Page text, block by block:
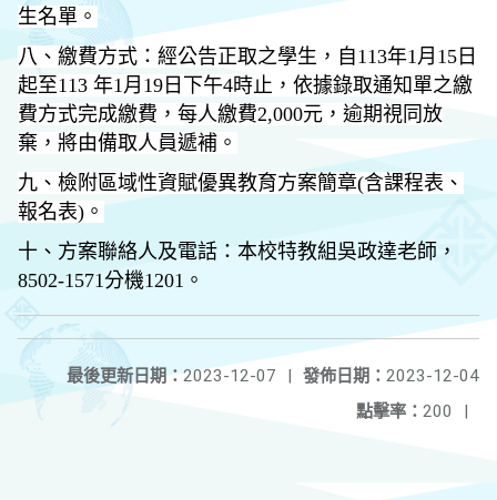
生名單。
八、繳費方式：經公告正取之學生，自113年1月15日
起至113 年1月19日下午4時止，依據錄取通知單之繳
費方式完成繳費，每人繳費2,000元，逾期視同放
棄，將由備取人員遞補。
九、檢附區域性資賦優異教育方案簡章(含課程表、
報名表)。
十、方案聯絡人及電話：本校特教組吳政達老師，
8502-1571分機1201。
發佈日期： 2023-12-04
最後更新日期：2023-12-07
|
點擊率： 200 |